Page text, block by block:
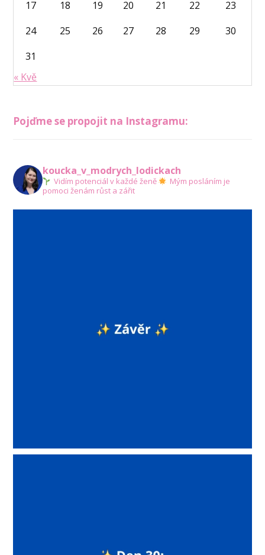
17 18 19 20 21 22
23
24
25 26 27 28 29
30
31
« Kvě
Pojďme se propojit na Instagramu:
koucka_v_modrych_lodickach
Vidím potenciál v každé ženě
Mým posláním je
pomoci ženám růst a zářit